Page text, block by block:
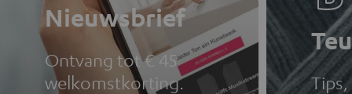
Nieuwsbrief
Ontvang tot € 45
welkomstkorting.